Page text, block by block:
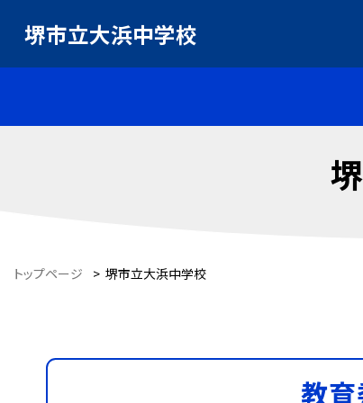
堺市立大浜中学校
トップページ > 堺市立大浜中学校
教